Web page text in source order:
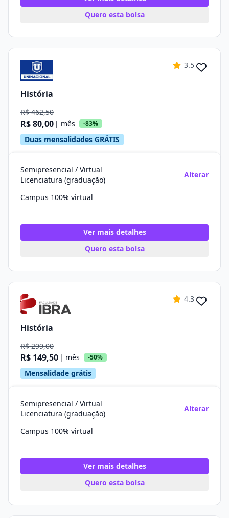
Quero esta bolsa
3.5
História
R$ 462,50
R$ 80,00 | mês -83%
Duas mensalidades GRÁTIS
Semipresencial / Virtual
Licenciatura (graduação)
Alterar
Campus 100% virtual
Ver mais detalhes
Quero esta bolsa
4.3
História
R$ 299,00
R$ 149,50 | mês -50%
Mensalidade grátis
Semipresencial / Virtual
Licenciatura (graduação)
Alterar
Campus 100% virtual
Ver mais detalhes
Quero esta bolsa